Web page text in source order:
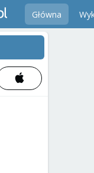
Główna